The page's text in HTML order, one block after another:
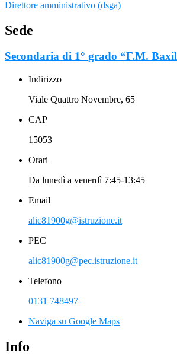
Direttore amministrativo (dsga)
Sede
Secondaria di 1° grado “F.M.
Indirizzo
Viale Quattro Novembre, 65
CAP
15053
Orari
Da lunedì a venerdì 7:45-13:45
Email
alic81900g@istruzione.it
PEC
alic81900g@pec.istruzione.it
Telefono
0131 748497
Naviga su Google Maps
Info